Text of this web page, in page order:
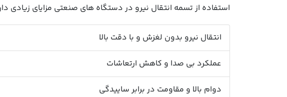
استفاده از تسمه انتقال نیرو در دستگاه های صنعتی مزایای زیادی
انتقال نیرو بدون لغزش و با دقت بالا
عملکرد بی صدا و کاهش ارتعاشات
دوام بالا و مقاومت در برابر ساییدگی